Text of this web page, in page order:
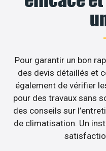
Pour garantir un bon
des devis détaillés et
également de vérifier
pour des travaux sans
des conseils sur
de climatisation. Un